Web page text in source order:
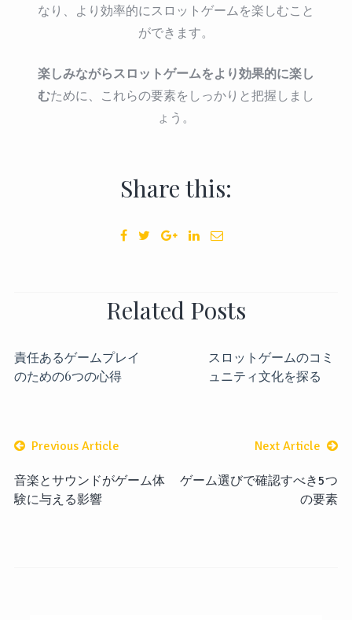
なり、より効率的にスロットゲームを楽しむこと
ができます。
楽しみながらスロットゲームをより効果的に楽し
むために、これらの要素をしっかりと把握しまし
ょう。
Share this:
Related Posts
責任あるゲームプレイ
のための6つの心得
スロットゲームのコミ
ュニティ文化を探る
Previous Article
音楽とサウンドがゲーム体
験に与える影響
Next Article
ゲーム選びで確認すべき5つ
の要素